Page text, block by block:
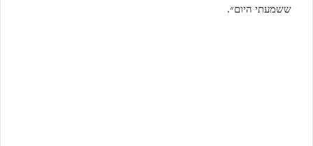
ששמעתי היום״.